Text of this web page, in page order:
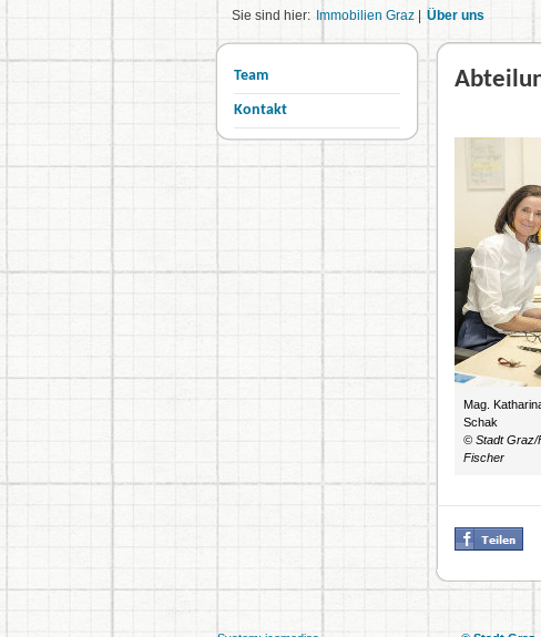
Sie sind hier: Immobilien Graz Über uns
Team
Kontakt
Mag.
Schak
© Stadt Graz/
Fischer